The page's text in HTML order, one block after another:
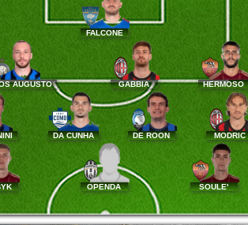
FALCONE
AUGUSTO GABBIA HERMOSO
DA CUNHA DE ROON
OPENDA SOULE'